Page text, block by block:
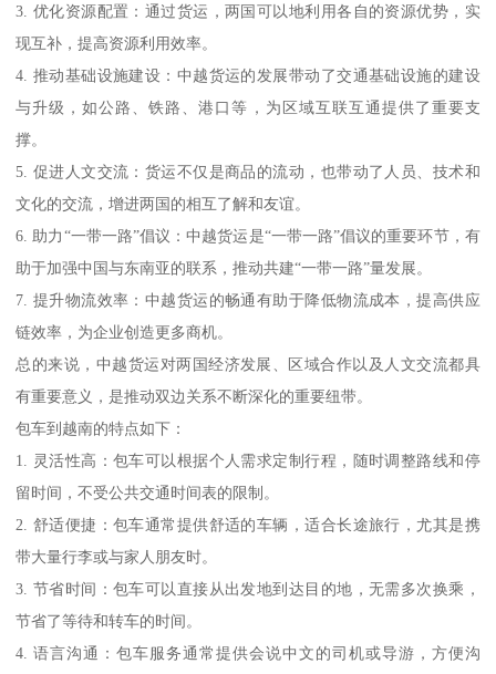
3. 优化资源配置：通过货运，两国可以地利用各自的资源优势，实
现互补，提高资源利用效率。
4. 推动基础设施建设：中越货运的发展带动了交通基础设施的建设
与升级，如公路、铁路、港口等，为区域互联互通提供了重要支
撑。
5. 促进人文交流：货运不仅是商品的流动，也带动了人员、技术和
文化的交流，增进两国的相互了解和友谊。
6. 助力“一带一路”倡议：中越货运是“一带一路”倡议的重要环节，有
助于加强中国与东南亚的联系，推动共建“一带一路”量发展。
7. 提升物流效率：中越货运的畅通有助于降低物流成本，提高供应
链效率，为企业创造更多商机。
总的来说，中越货运对两国经济发展、区域合作以及人文交流都具
有重要意义，是推动双边关系不断深化的重要纽带。
包车到越南的特点如下：
1. 灵活性高：包车可以根据个人需求定制行程，随时调整路线和停
留时间，不受公共交通时间表的限制。
2. 舒适便捷：包车通常提供舒适的车辆，适合长途旅行，尤其是携
带大量行李或与家人朋友时。
3. 节省时间：包车可以直接从出发地到达目的地，无需多次换乘，
节省了等待和转车的时间。
4. 语言沟通：包车服务通常提供会说中文的司机或导游，方便沟